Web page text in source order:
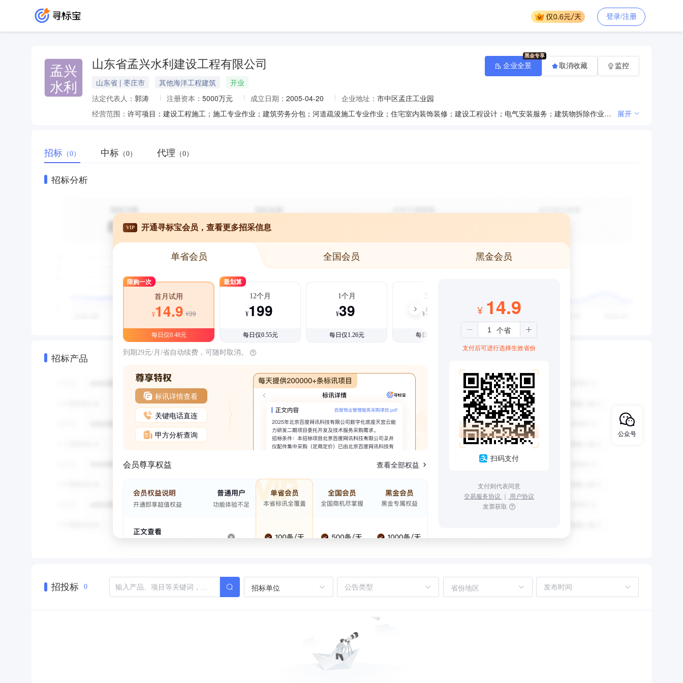
登录/注册
孟兴
水利
山东省孟兴水利建设工程有限公司
山东省 | 枣庄市 其他海洋工程建筑
开业
法定代表人： 郭涛 注册资本： 5000万元 成立日期： 2005-04-20 企业地址： 市中区孟庄工业园
经营范围：
许可项目：建设工程施工；施工专业作业；建筑劳务分包；河道疏浚施工专业作业；住宅室内装饰装修；建设工程设计；电气安装服务；建筑物拆除作业（爆破作业除外）；公路管理与养护；发电业务、输电业务、供（配）电业务；劳务派遣服务。（依法须经批准的项目，经相关部门批准后方可开展经营活动，具体经营项目以相关部门批准文件或许可证件为准）一般项目：土石方工程施工；园林绿化工程施工；承接总公司工程建设业务；对外承包工程；金属门窗工程施工；体育场地设施工程施工；劳务服务（不含劳务派遣）；土地整治服务；水资源管理；水污染治理；建筑工程机械与设备租赁；机械设备租赁；租赁服务（不含许可类租赁服务）；信息咨询服务（不含许可类信息咨询服务）；装卸搬运；太阳能发电技术服务；电气设备修理；建筑材料销售；机械设备销售；机械电气设备销售；电线、电缆经营；五金产品批发；太阳能热发电产品销售；安防设备销售。（除依法须经批准的项目外，凭营业执照依法自主开展经营活动） 展开
企业全景 取消收藏 监控
招标 （0） 中标 （0） 代理 （0）
招标分析
招标产品
VIP 开通寻标宝会员，查看更多招采信息
单省会员 全国会员 黑金会员
限购一次
首月试用
¥14.9 ¥39
每日仅0.48元
最划算
12个月
¥199
每日仅0.55元
1个月
¥39
每日仅1.26元
3个月
¥99
每日仅1.08元
到期29元/月/省自动续费，可随时取消。
标讯详情查看
关键电话直连
甲方分析查询
会员尊享权益 查看全部权益
¥ 14.9
支付后可进行选择生效省份
扫码支付
支付则代表同意
交易服务协议 ｜ 用户协议
发票获取
招投标 0 招标单位 省份地区
公众号